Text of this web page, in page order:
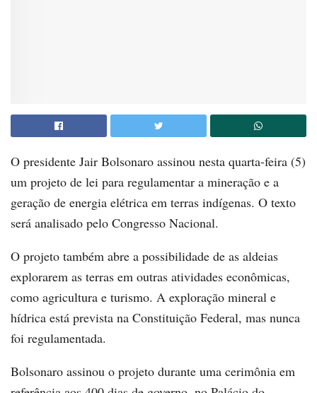
O presidente Jair Bolsonaro assinou nesta quarta-feira (5)
um projeto de lei para regulamentar a mineração e a
geração de energia elétrica em terras indígenas. O texto
será analisado pelo Congresso Nacional.
O projeto também abre a possibilidade de as aldeias
explorarem as terras em outras atividades econômicas,
como agricultura e turismo. A exploração mineral e
hídrica está prevista na Constituição Federal, mas nunca
foi regulamentada.
Bolsonaro assinou o projeto durante uma cerimônia em